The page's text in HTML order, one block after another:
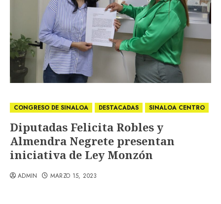
CONGRESO DE SINALOA DESTACADAS SINALOA CENTRO
Diputadas Felicita Robles y
Almendra Negrete presentan
iniciativa de Ley Monzón
ADMIN MARZO 15, 2023